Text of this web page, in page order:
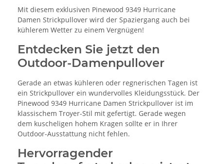
Mit diesem exklusiven Pinewood 9349 Hurricane
Damen Strickpullover wird der Spaziergang auch bei
kühlerem Wetter zu einem Vergnügen!
Entdecken Sie jetzt den
Outdoor-Damenpullover
Gerade an etwas kühleren oder regnerischen Tagen ist
ein Strickpullover ein wundervolles Kleidungsstück. Der
Pinewood 9349 Hurricane Damen Strickpullover ist im
klassischem Troyer-Stil mit gefertigt. Gerade wegen
dem kuscheligen hohem Kragen sollte er in Ihrer
Outdoor-Ausstattung nicht fehlen.
Hervorragender